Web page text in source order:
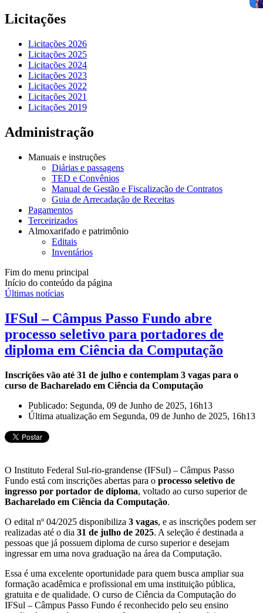
Licitações
Licitações 2026
Licitações 2025
Licitações 2024
Licitações 2023
Licitações 2022
Licitações 2021
Licitações 2019
Administração
Manuais e instruções
Diárias e passagens
TED e Convênios
Manual de Gestão e Fiscalização de Contratos
Guia de Arrecadação de Receitas
Pagamentos
Terceirizados
Almoxarifado e patrimônio
Editais
Inventários
Fim do menu principal
Início do conteúdo da página
Últimas notícias
IFSul – Câmpus Passo Fundo abre
processo seletivo para portadores de
diploma em Ciência da Computação
Inscrições vão até 31 de julho e contemplam 3 vagas para o
curso de Bacharelado em Ciência da Computação
Publicado: Segunda, 09 de Junho de 2025, 16h13
Última atualização em Segunda, 09 de Junho de 2025, 16h13
O Instituto Federal Sul-rio-grandense (IFSul) – Câmpus Passo
Fundo está com inscrições abertas para o processo seletivo de
ingresso por portador de diploma, voltado ao curso superior de
Bacharelado em Ciência da Computação.
O edital nº 04/2025 disponibiliza 3 vagas, e as inscrições podem ser
realizadas até o dia 31 de julho de 2025. A seleção é destinada a
pessoas que já possuem diploma de curso superior e desejam
ingressar em uma nova graduação na área da Computação.
Essa é uma excelente oportunidade para quem busca ampliar sua
formação acadêmica e profissional em uma instituição pública,
gratuita e de qualidade. O curso de Ciência da Computação do
IFSul – Câmpus Passo Fundo é reconhecido pelo seu ensino